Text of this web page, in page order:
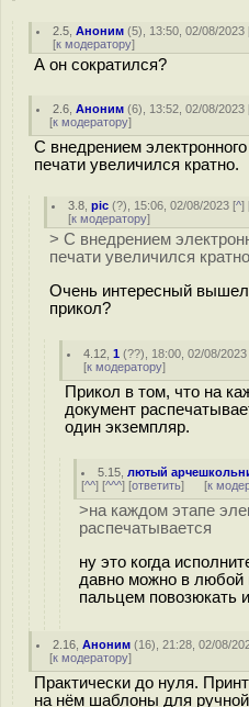
2.5 ,Аноним (5), 13:50, 02/08/2023
[к модератору]
А он сократился?
2.6 ,Аноним (6), 13:52, 02/08/2023
[к модератору]
С внедрением
печати увеличился кратно.
3.8 ,pic (?), 15:06, 02/08/2023 [^]
[к модератору]
> С внедрением
печати увеличился
Очень интересный вышел
прикол?
4.12 ,1 (??), 18:00, 02/08/2023
[к модератору]
Прикол в том, что на
документ
один экземпляр.
5.15 ,лютый
[^^] [^^^] [ответить] [к
>на каждом этапе
распечатывается
ну это когда
давно можно в любой
пальцем повозюкать
2.16 ,Аноним (16), 21:28, 02/08/
[к модератору]
Практически до нуля.
на нём шаблоны для